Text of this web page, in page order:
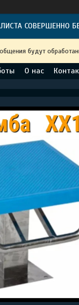
СОВЕРШЕННО
будут
О нас